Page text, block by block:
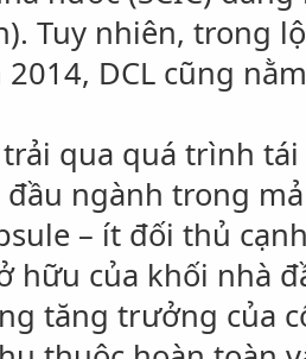
Tuy nhiên, trong
DCL cũng
trải qua quá trình
ngành trong
– ít đối thủ
hữu của khối nhà
tăng trưởng của